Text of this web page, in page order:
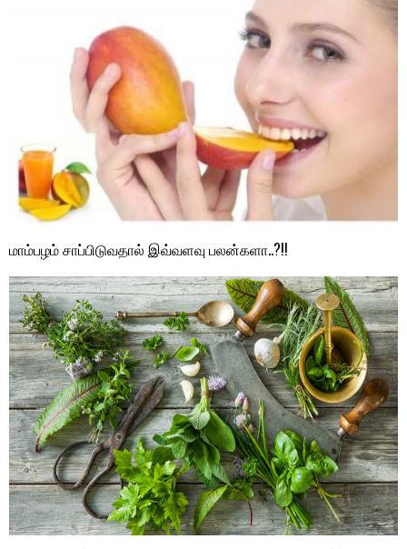
மாம்பழம் சாப்பிடுவதால் இவ்வளவு பலன்களா..?!!